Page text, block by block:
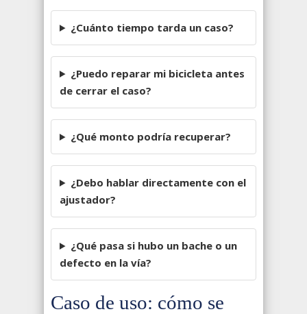
¿Cuánto tiempo tarda un caso?
¿Puedo reparar mi bicicleta antes
de cerrar el caso?
¿Qué monto podría recuperar?
¿Debo hablar directamente con el
ajustador?
¿Qué pasa si hubo un bache o un
defecto en la vía?
Caso de uso: cómo se